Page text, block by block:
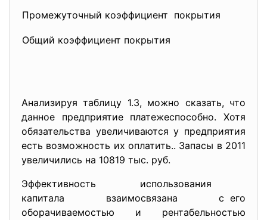
Промежуточный коэффициент покрытия
Общий коэффициент покрытия
Анализируя таблицу 1.3, можно сказать, что
данное предприятие платежеспособно. Хотя
обязательства увеличиваются у предприятия
есть возможность их оплатить.. Запасы в 2011
увеличились на 10819 тыс. руб.
Эффективность использования
капитала взаимосвязана с его
оборачиваемостью и рентабельностью